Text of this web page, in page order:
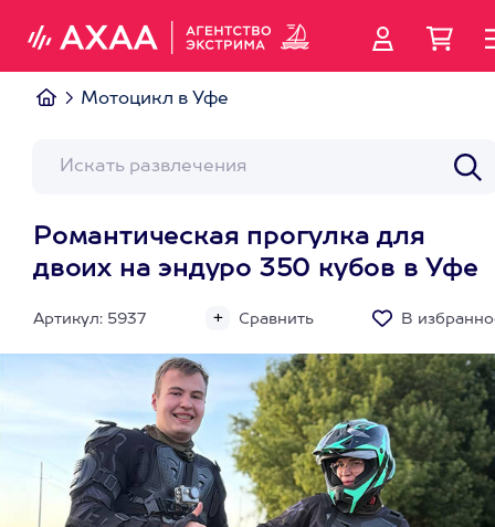
Мотоцикл в Уфе
Романтическая прогулка для
двоих на эндуро 350 кубов в Уфе
Артикул: 5937 Сравнить В